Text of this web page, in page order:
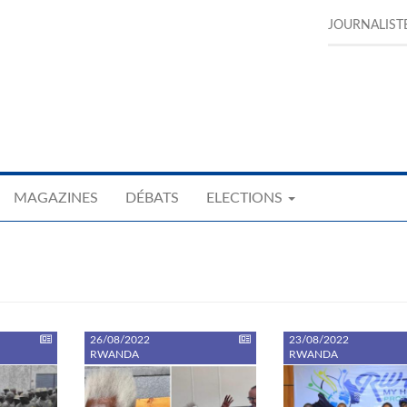
MAGAZINES DÉBATS ELECTIONS
26/08/2022
RWANDA
23/08/2022
RWANDA